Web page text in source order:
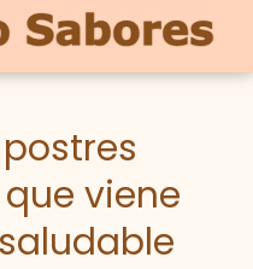
viene